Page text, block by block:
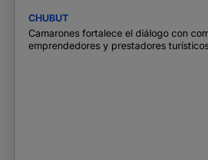
CHUBUT
Camarones fortalece el diálogo con
emprendedores y prestadores